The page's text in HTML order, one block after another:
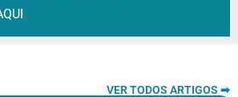
VER TODOS ARTIGOS ➡